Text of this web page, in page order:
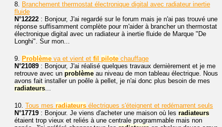
8. Branchement thermostat électronique digital avec radiateur inertie
fluide
N°12222 : Bonjour, J'ai regardé sur le forum mais je n'ai pas trouvé une
réponse suffisamment complète pour m'aider à brancher un thermostat
électronique digital avec un radiateur à inertie fluide de Marque "De
Longhi". Sur mon...
9. Problème va et vient et fil pilote chauffage
N°21089 : Bonjour, J'ai réalisé quelques travaux dernièrement et je me
retrouve avec un problème au niveau de mon tableau électrique. Nous
avons fait installer un poêle à pellet, je n'ai donc plus besoin de mes
radiateurs...
10. Tous mes radiateurs électriques s'éteignent et redémarrent seuls
N°17719 : Bonjour. Je viens d'acheter une maison où les radiateurs
étaient trop vieux et reliés à une centrale programmable mais non